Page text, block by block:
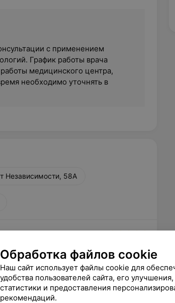
с применением
График работы врача
медицинского центра,
необходимо уточнять в
Независимости, 58А
и чуткое внимание это
к ней ещё обращаться.Спасибо.
58А
Обработка файлов cookie
Наш сайт использует файлы cookie для
удобства пользователей сайта, его
статистики и предоставления
рекомендаций.